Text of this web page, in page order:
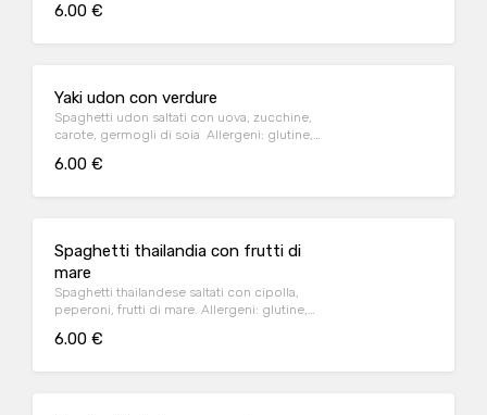
6.00 €
Yaki udon con verdure
Spaghetti udon saltati con uova, zucchine,
carote, germogli di soia Allergeni: glutine,
6.00 €
Spaghetti thailandia con frutti di
mare
Spaghetti thailandese saltati con cipolla,
peperoni, frutti di mare. Allergeni: glutine,
6.00 €